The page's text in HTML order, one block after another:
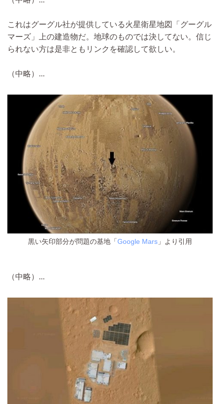
これはグーグル社が提供している火星衛星地図「グーグル
マーズ」上の建造物だ。地球のものでは決してない。信じ
られない方は是非ともリンクを確認して欲しい。
（中略）...
黒い矢印部分が問題の基地「Google Mars 」より引用
（中略）...